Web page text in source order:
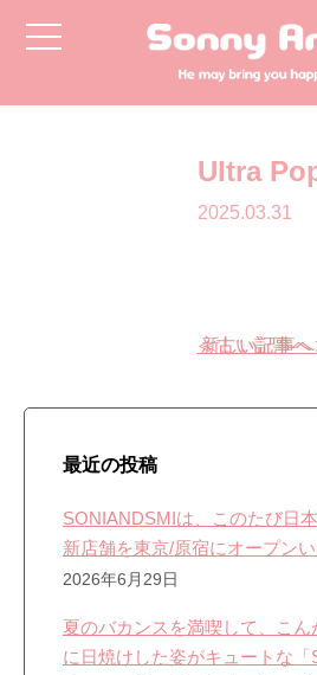
toggle
navigation
Ultra
2025.03.31
≪古い記事へ
新しい記事
最近の投稿
SONIANDSMIは、このたび日
新店舗を東京/原宿にオープンい
2026年6月29日
夏のバカンスを満喫して、こ
に日焼けした姿がキュートな「